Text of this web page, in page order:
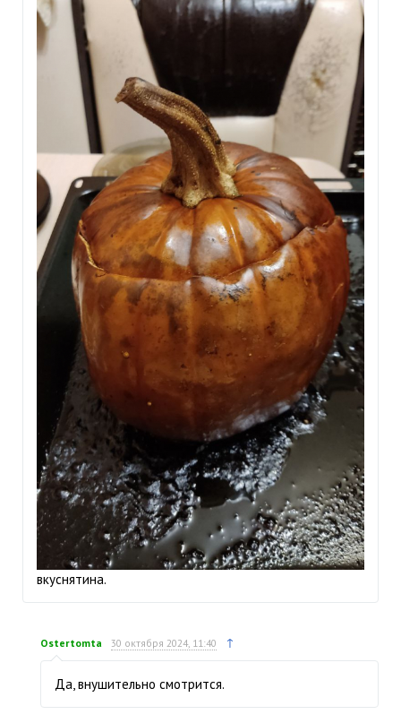
вкуснятина.
Ostertomta 30 октября 2024, 11:40 ↑
Да, внушительно смотрится.